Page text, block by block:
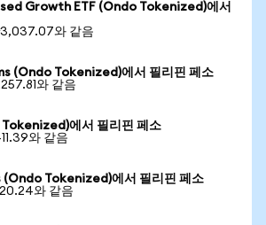
Growth ETF (Ondo Tokenized)에서
와 같음
(Ondo Tokenized)에서 필리핀 페소
와 같음
에서 필리핀 페소
와 같음
Tokenized)에서 필리핀 페소
와 같음